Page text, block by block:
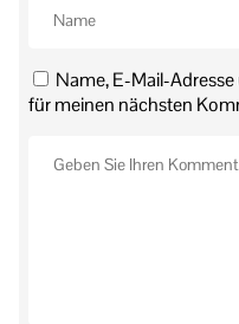
Name, E-Mail-
für meinen nächsten